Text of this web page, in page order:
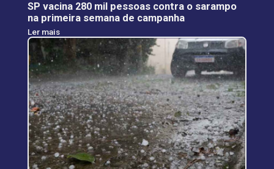
SP vacina 280 mil pessoas contra o sarampo
na primeira semana de campanha
Ler mais